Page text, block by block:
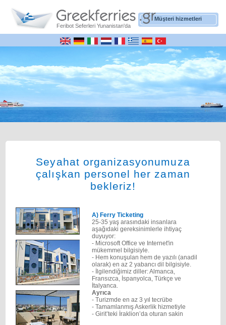
Feribot Seferleri Yunanistan'da
Müşteri hizmetleri
Seyahat organizasyonumuza
çalışkan personel her zaman
bekleriz!
Α) Ferry Ticketing
25-35 yaş arasındaki insanlara
aşağıdaki gereksinimlerle ihtiyaç
duyuyor:
- Microsoft Office ve Internet'in
mükemmel bilgisiyle.
- Hem konuşulan hem de yazılı (anadil
olarak) en az 2 yabancı dil bilgisiyle.
- İlgilendiğimiz diller: Almanca,
Fransızca, İspanyolca, Türkçe ve
İtalyanca.
Ayrıca
- Turizmde en az 3 yıl tecrübe
- Tamamlanmış Askerlik hizmetiyle
- Girit’teki İraklion’da oturan sakin